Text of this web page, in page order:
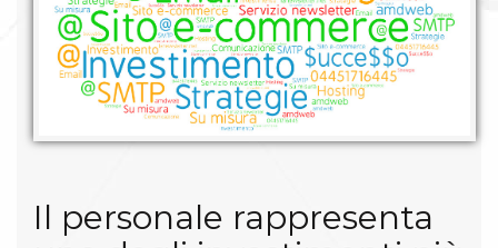
Il personale rappresenta